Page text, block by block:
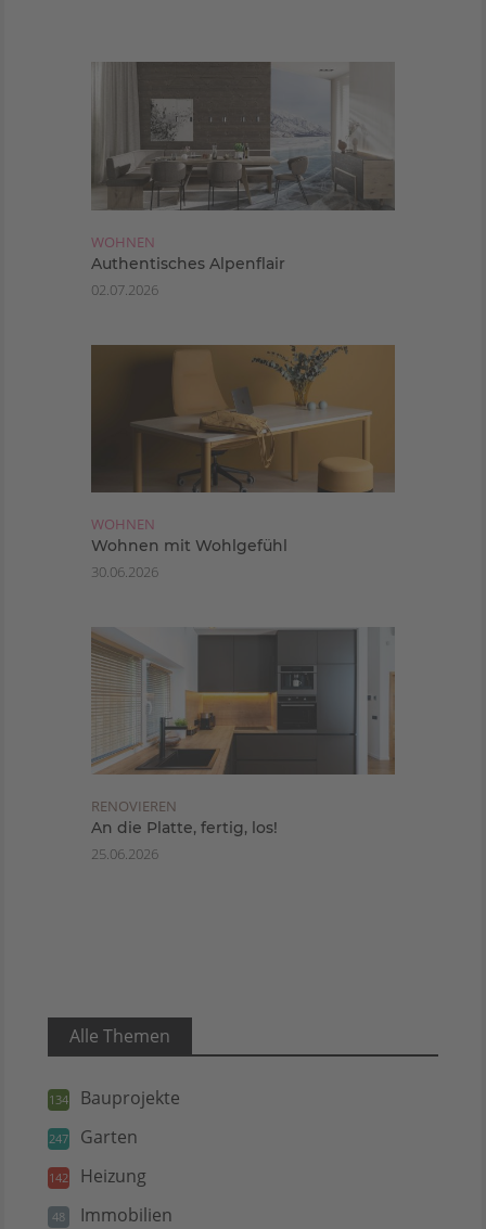
WOHNEN
Authentisches Alpenflair
02.07.2026
WOHNEN
Wohnen mit Wohlgefühl
30.06.2026
RENOVIEREN
An die Platte, fertig, los!
25.06.2026
Alle Themen
134 Bauprojekte
247 Garten
142 Heizung
48 Immobilien